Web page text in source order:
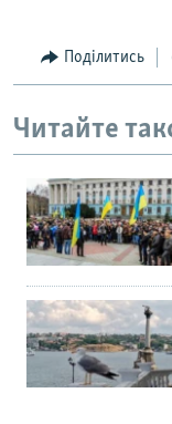
Поділитись
Читайте